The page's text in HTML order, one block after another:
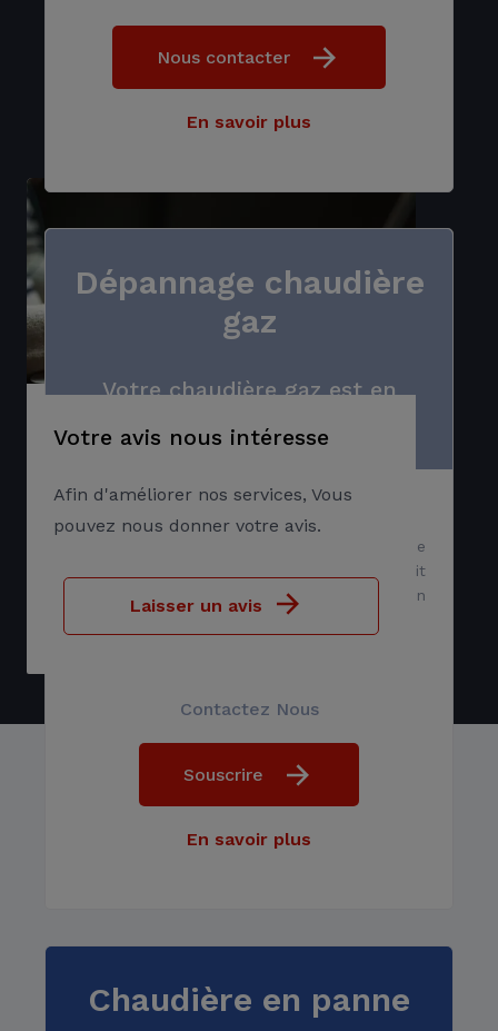
Nous contacter
En savoir plus
Dépannage chaudière
gaz
Votre chaudière gaz est en
Votre chauffagiste Axenergie vous dépanne
rapidement et efficacement, et vous fournit
une aide personnalisée pour votre installation
Contactez Nous
Souscrire
En savoir plus
Chaudière en panne
capture des échanges de la société qui
reste muette à fournir les justificatifs et
qui indique ici même que le devis sera
facturé à l’ancienne propriétaire.
Votre avis nous intéresse
Afin d'améliorer nos services, Vous
pouvez nous donner votre avis.
Laisser un avis
Dépannage, entretien 6/7